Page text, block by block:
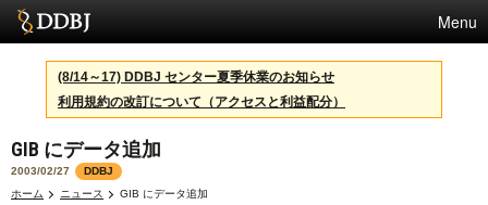
Menu
サービス
スパコン
統計
活動
(8/14～17) DDBJ センター夏季休業のお知らせ
利用規約の改訂について（アクセスと利益配分）
GIB にデータ追加
2003/02/27
DDBJ
ホーム
ニュース GIB にデータ追加